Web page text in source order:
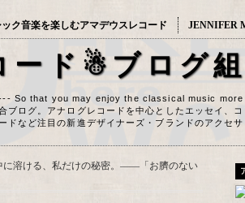
ック音楽を楽しむアマデウスレコード JENNIFER
ード☃ブログ
So that you may enjoy the classical music
ブログ。アナログレコードを中心としたエッセイ、
など注目の新進デザイナーズ・ブランドのアクセサ
に溶ける、私だけの秘密。――「お臍のない